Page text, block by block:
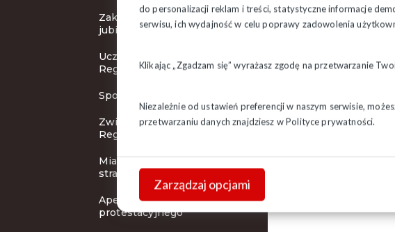
do personalizacji reklam i treści, statystyczne informacje
serwisu, ich wydajność w celu poprawy zadowolenia
Klikając „Zgadzam się” wyrażasz zgodę na przetwarzanie
Niezależnie od ustawień preferencji w naszym serwisie,
przetwarzaniu danych znajdziesz wPolityce prywatności.
Zarządzaj opcjami
Zakończenie wystawy
jubileuszowej
Uczniowie z Korycina w
Regionie Podlaskim
Spotkanie urzędów miar
Związkowcy z Ukrainy w
Regionie Podlaskim
Miasteczko protestacyjne
strażaków
Apel komitetu
protestacyjnego